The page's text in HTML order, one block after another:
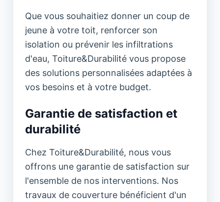
Que vous souhaitiez donner un coup de
jeune à votre toit, renforcer son
isolation ou prévenir les infiltrations
d'eau, Toiture&Durabilité vous propose
des solutions personnalisées adaptées à
vos besoins et à votre budget.
Garantie de satisfaction et
durabilité
Chez Toiture&Durabilité, nous vous
offrons une garantie de satisfaction sur
l'ensemble de nos interventions. Nos
travaux de couverture bénéficient d'un